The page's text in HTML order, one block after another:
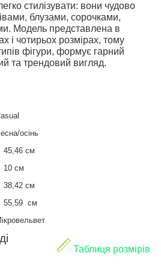
стилізувати: вони чудово
блузами, сорочками,
Модель представлена в
і чотирьох розмірах, тому
фігури, формує гарний
та трендовий вигляд.
осінь
45,46 см
10 см
38,42 см
55,59 см
Таблиця розмірів